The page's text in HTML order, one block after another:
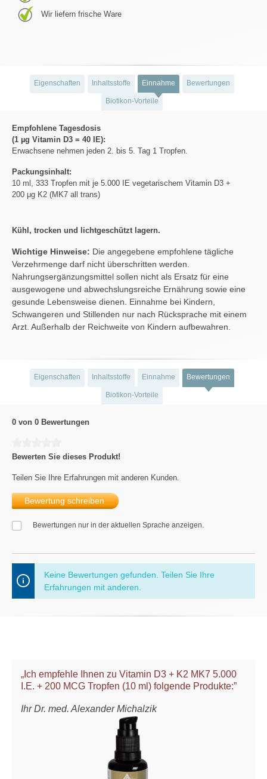
Wir liefern frische Ware
Eigenschaften Inhaltsstoffe Einnahme Bewertungen
Biotikon-Vorteile
Empfohlene Tagesdosis
(1 µg Vitamin D3 = 40 IE):
Erwachsene nehmen jeden 2. bis 5. Tag 1 Tropfen.
Packungsinhalt:
10 ml, 333 Tropfen mit je 5.000 IE vegetarischem Vitamin D3 +
200 μg K2 (MK7 all trans)
Kühl, trocken und lichtgeschützt lagern.
Wichtige Hinweise: Die angegebene empfohlene tägliche
Verzehrmenge darf nicht überschritten werden.
Nahrungsergänzungsmittel sollen nicht als Ersatz für eine
ausgewogene und abwechslungsreiche Ernährung sowie eine
gesunde Lebensweise dienen. Einnahme bei Kindern,
Schwangeren und Stillenden nur nach Rücksprache mit einem
Arzt. Außerhalb der Reichweite von Kindern aufbewahren.
Eigenschaften Inhaltsstoffe Einnahme Bewertungen
Biotikon-Vorteile
0 von 0 Bewertungen
Bewerten Sie dieses Produkt!
Teilen Sie Ihre Erfahrungen mit anderen Kunden.
Bewertung schreiben
Bewertungen nur in der aktuellen Sprache anzeigen.
Keine Bewertungen gefunden. Teilen Sie Ihre
Erfahrungen mit anderen.
„Ich empfehle Ihnen zu Vitamin D3 + K2 MK7 5.000
I.E. + 200 MCG Tropfen (10 ml) folgende Produkte:”
Ihr Dr. med. Alexander Michalzik